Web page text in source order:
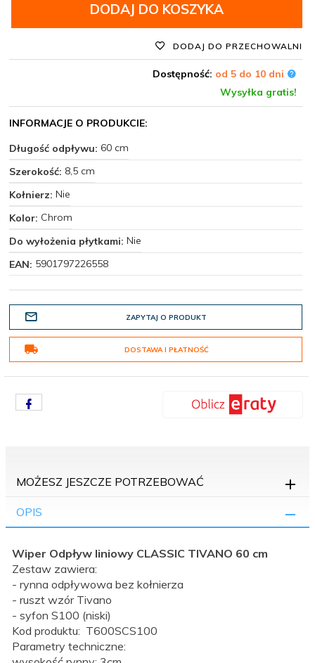
DODAJ DO KOSZYKA
DODAJ DO PRZECHOWALNI
Dostępność: od 5 do 10 dni
Wysyłka gratis!
INFORMACJE O PRODUKCIE:
Długość odpływu: 60 cm
Szerokość: 8,5 cm
Kołnierz: Nie
Kolor: Chrom
Do wyłożenia płytkami: Nie
EAN: 5901797226558
ZAPYTAJ O PRODUKT
DOSTAWA I PŁATNOŚĆ
MOŻESZ JESZCZE POTRZEBOWAĆ
OPIS
Wiper Odpływ liniowy CLASSIC TIVANO 60 cm
Zestaw zawiera:
- rynna odpływowa bez kołnierza
- ruszt wzór Tivano
- syfon S100 (niski)
Kod produktu: T600SCS100
Parametry techniczne: